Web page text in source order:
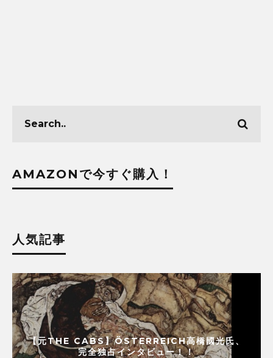
AMAZONで今すぐ購入！
人気記事
【元THE CABS】ÖSTERREICH高橋國光氏、
完全独占インタビュー！！